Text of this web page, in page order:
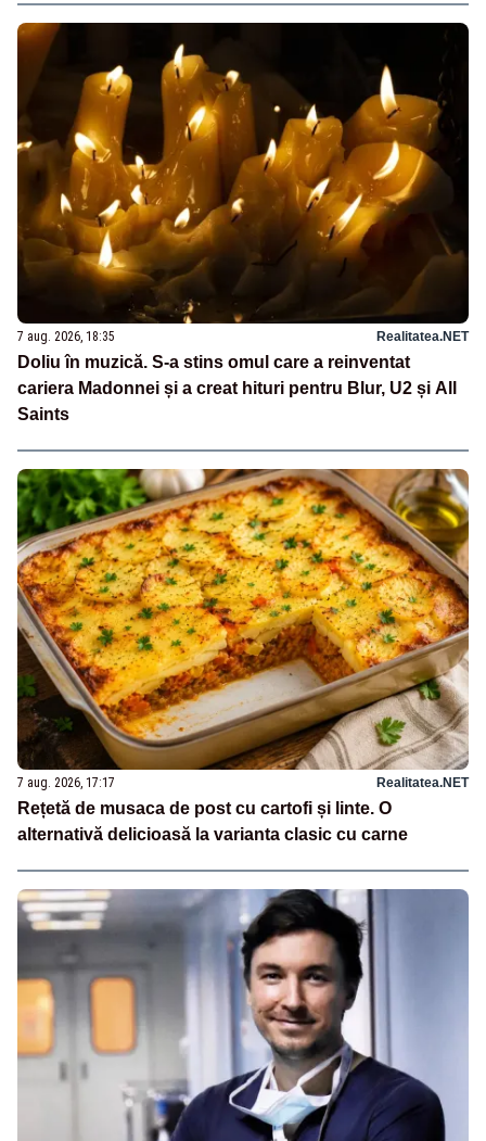
7 aug. 2026, 18:35 Realitatea.NET
Doliu în muzică. S-a stins omul care a reinventat
cariera Madonnei și a creat hituri pentru Blur, U2 și All
Saints
7 aug. 2026, 17:17 Realitatea.NET
Rețetă de musaca de post cu cartofi și linte. O
alternativă delicioasă la varianta clasic cu carne